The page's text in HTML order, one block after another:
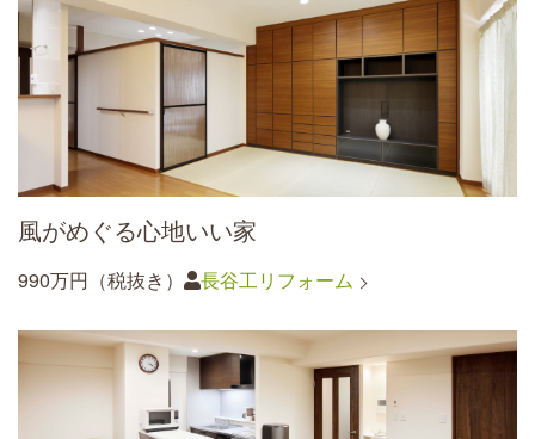
風がめぐる心地いい家
990万円（税抜き） 長谷工リフォーム